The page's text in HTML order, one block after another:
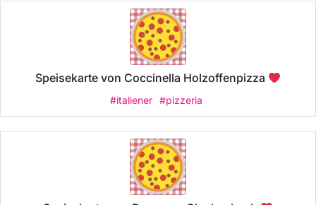
Speisekarte von Coccinella Holzoffenpizza
#italiener #pizzeria